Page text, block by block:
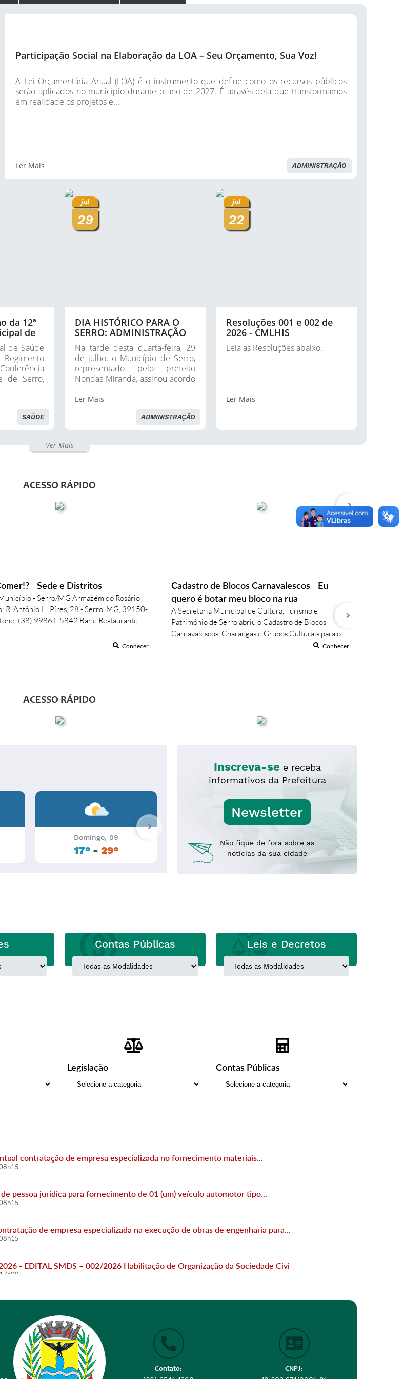
Ver Mais
Participação Social na Elaboração da LOA – Seu Orçamento, Sua Voz!
A Lei Orçamentária Anual (LOA) é o instrumento que define como os recursos públicos
serão aplicados no município durante o ano de 2027. É através dela que transformamos
em realidade os projetos e...
Ler Mais ADMINISTRAÇÃO
da 12ª
de
de Saúde
de Serro,
às 16h.
SAÚDE
jul
29
DIA HISTÓRICO PARA O
SERRO: ADMINISTRAÇÃO
MUNICIPAL ASSINA
ACORDO COM A CAIXA
PARA RECUPERAR
RECURSOS DESVIADOS
Na tarde desta quarta-feira, 29
de julho, o Município de Serro,
representado pelo prefeito
Nondas Miranda, assinou acordo
Econômica Federal para a
restituição de recursos...
Ler Mais
ADMINISTRAÇÃO
jul
22
Resoluções 001 e 002 de
2026 - CMLHIS
Leia as Resoluções abaixo.
Ler Mais
ACESSO RÁPIDO
- Sede e Distritos
- Serro/MG Armazém do Rosário
R. Antônio H. Píres, 28 - Serro, MG, 39150-
(38) 99861-5842 Bar e Restaurante
MG, 39150-000 Telefone: (38) 3541-Conhecer
Cadastro de Blocos Carnavalescos - Eu
quero é botar meu bloco na rua
A Secretaria Municipal de Cultura, Turismo e
Patrimônio de Serro abriu o Cadastro de Blocos
Carnavalescos, Charangas e Grupos Culturais para o
Carnaval 2026! A iniciativa busca organizar e Conhecer
ACESSO RÁPIDO
Domingo, 09
17° -29° 17° -29°
Terça-feira, 11
16°-
Inscreva-se e receba
informativos da Prefeitura
Newsletter
Não fique de fora sobre as
notícias da sua cidade
Contas Públicas Leis e Decretos
Legislação Contas Públicas
contratação de empresa especializada no fornecimento materiais...
pessoa jurídica para fornecimento de 01 (um) veículo automotor tipo...
de empresa especializada na execução de obras de engenharia para...
- EDITAL SMDS – 002/2026 Habilitação de Organização da Sociedade Civi
de agricultores familiares e empreendedores familiares rurais,...
Contato: CNPJ: